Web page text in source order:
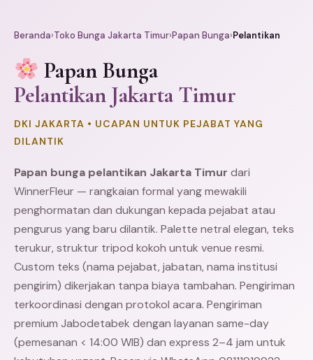
Beranda›Toko Bunga Jakarta Timur›Papan Bunga›Pelantikan
Papan Bunga
Pelantikan Jakarta Timur
DKI JAKARTA • UCAPAN UNTUK PEJABAT YANG
DILANTIK
Papan bunga pelantikan Jakarta Timur dari
WinnerFleur — rangkaian formal yang mewakili
penghormatan dan dukungan kepada pejabat atau
pengurus yang baru dilantik. Palette netral elegan, teks
terukur, struktur tripod kokoh untuk venue resmi.
Custom teks (nama pejabat, jabatan, nama institusi
pengirim) dikerjakan tanpa biaya tambahan. Pengiriman
terkoordinasi dengan protokol acara. Pengiriman
premium Jabodetabek dengan layanan same-day
(pemesanan < 14:00 WIB) dan express 2–4 jam untuk